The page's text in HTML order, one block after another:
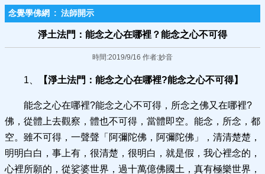
念覺學佛網 : 法師開示
淨土法門：能念之心在哪裡？能念之心不可得
時間:2019/9/16 作者:妙音
1、 【淨土法門：能念之心在哪裡?能念之心不可得】
能念之心在哪裡?能念之心不可得，所念之佛又在哪裡?
佛，從體上去觀察，體也不可得，當體即空。能念，所念，都
空。雖不可得，一聲聲「阿彌陀佛，阿彌陀佛」，清清楚楚，
明明白白，事上有，很清楚，很明白，就是假，我心裡念的，
心裡所願的，從娑婆世界，過十萬億佛國土，真有極樂世界，